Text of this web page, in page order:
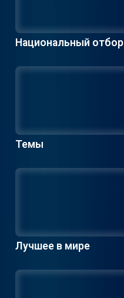
Национальный отбор
Темы
Лучшее в мире